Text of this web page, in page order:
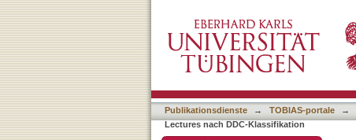
Publikationsdienste → TOBIAS-portale →
Lectures nach DDC-Klassifikation